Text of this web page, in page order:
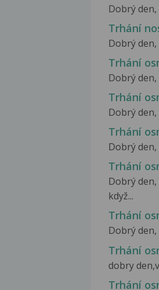
Dobrý den,
Trhání
Dobrý
Trhání
Dobrý
Trhání
Dobrý
Trhání
Dobrý
Trhání
Dobrý
když...
Trhání
Dobrý den,
Trhání
dobry
Trhání